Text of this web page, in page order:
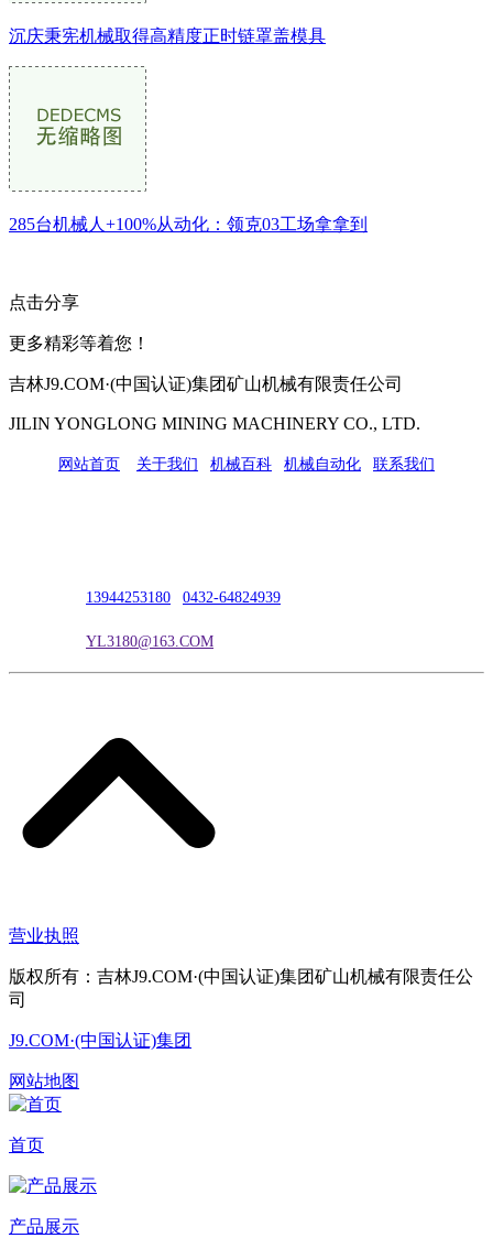
沉庆秉宪机械取得高精度正时链罩盖模具
285台机械人+100%从动化：领克03工场拿拿到
点击分享
更多精彩等着您！
吉林J9.COM·(中国认证)集团矿山机械有限责任公司
JILIN YONGLONG MINING MACHINERY CO., LTD.
网站首页 关于我们 机械百科 机械自动化 联系我们
13944253180 0432-64824939
YL3180@163.COM
营业执照
版权所有：吉林J9.COM·(中国认证)集团矿山机械有限责任公
司
J9.COM·(中国认证)集团
网站地图
首页
产品展示